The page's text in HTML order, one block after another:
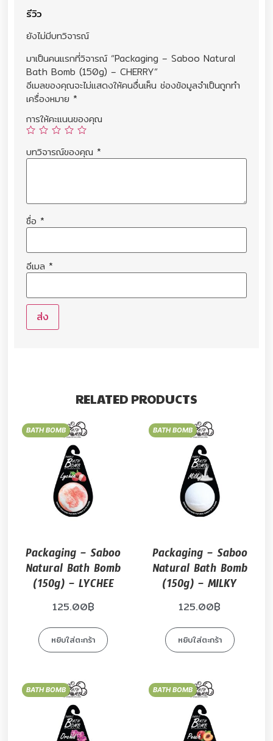
รีวิว
ยังไม่มีบทวิจารณ์
มาเป็นคนแรกที่วิจารณ์ “Packaging – Saboo Natural
Bath Bomb (150g) – CHERRY”
อีเมลของคุณจะไม่แสดงให้คนอื่นเห็น ช่องข้อมูลจำเป็นถูกทำ
เครื่องหมาย *
การให้คะแนนของคุณ
บทวิจารณ์ของคุณ *
ชื่อ *
อีเมล *
RELATED PRODUCTS
BATH BOMB
Packaging – Saboo
Natural Bath Bomb
(150g) – LYCHEE
125.00฿
หยิบใส่ตะกร้า
BATH BOMB
Packaging – Saboo
Natural Bath Bomb
(150g) – MILKY
125.00฿
หยิบใส่ตะกร้า
BATH BOMB BATH BOMB